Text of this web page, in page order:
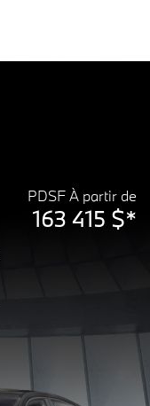
PDSF À partir de
163 415 $*